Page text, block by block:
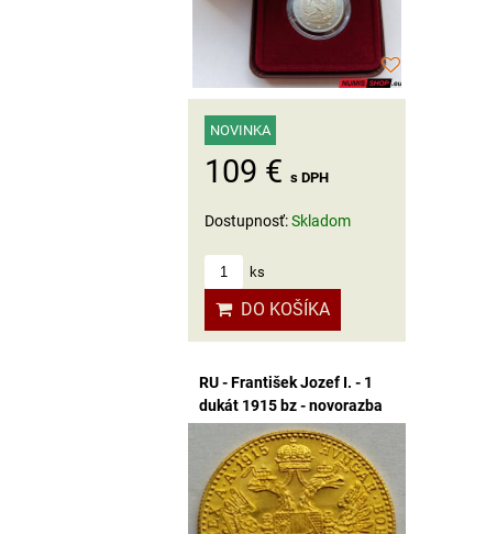
NOVINKA
109 € s DPH
Dostupnosť:Skladom
ks
DO KOŠÍKA
RU - František Jozef I. - 1
dukát 1915 bz - novorazba